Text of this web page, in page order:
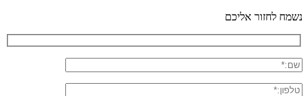
נשמח לחזור אליכם